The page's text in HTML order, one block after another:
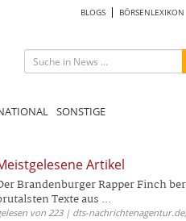
BLOGS BÖRSENLEXIKON
SONSTIGE
Artikel
Brandenburger Rapper Finch
Texte aus ...
von 223 | dts-